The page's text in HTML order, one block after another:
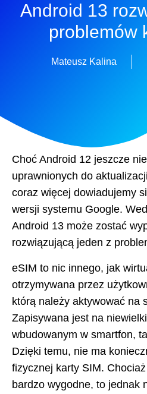
Android 13
problemów
Mateusz Kalina
Choć Android 12 jeszcze
uprawnionych do
coraz więcej dowiadujemy
wersji systemu Google.
Android 13 może zostać
rozwiązującą jeden z
eSIM to nic innego, jak
otrzymywana przez
którą należy aktywować na
Zapisywana jest na
wbudowanym w smartfon,
Dzięki temu, nie ma
fizycznej karty SIM.
bardzo wygodne, to jednak